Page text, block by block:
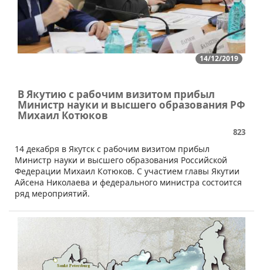
14/12/2019
В Якутию с рабочим визитом прибыл
Министр науки и высшего образования РФ
Михаил Котюков
823
14 декабря в Якутск с рабочим визитом прибыл
Министр науки и высшего образования Российской
Федерации Михаил Котюков. С участием главы Якутии
Айсена Николаева и федерального министра состоится
ряд мероприятий.